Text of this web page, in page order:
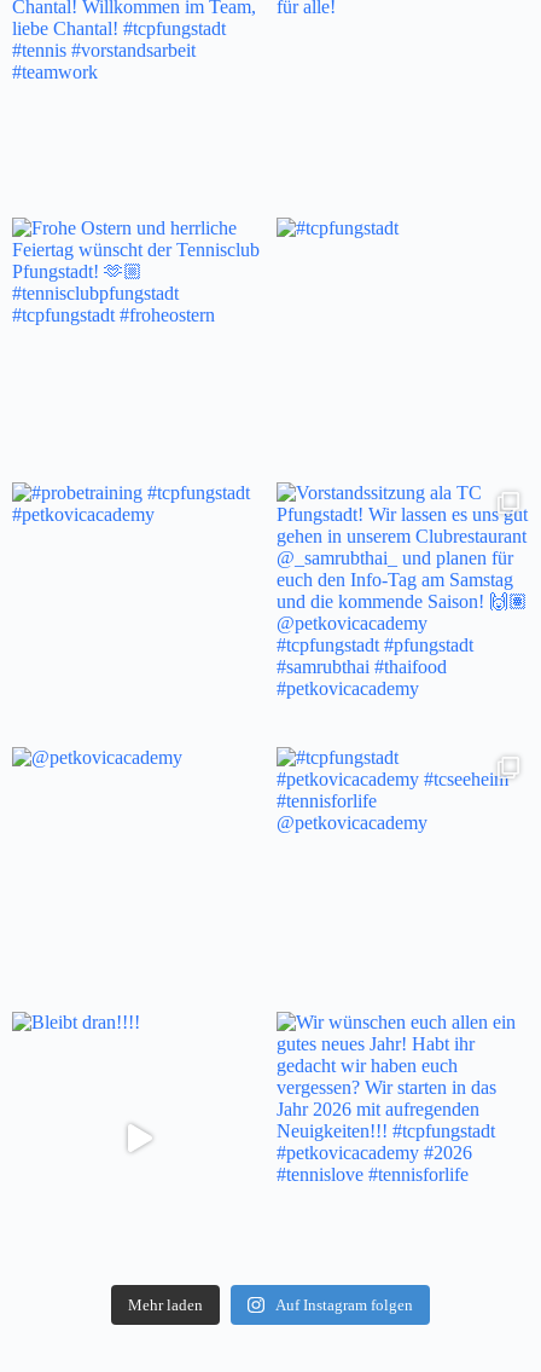
Mehr laden Auf Instagram folgen